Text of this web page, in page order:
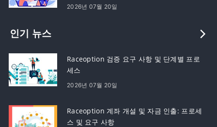
2026년 07월 20일
인기 뉴스
Raceoption 검증 요구 사항 및 단계별 프로
세스
2026년 07월 20일
Raceoption 계좌 개설 및 자금 인출: 프로세
스 및 요구 사항